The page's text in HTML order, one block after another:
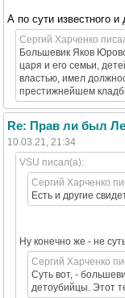
А по сути известного и
Сергий Харченко
Большевик Яков
царя и его семьи,
властью, имел
престижнейшем
Re: Прав ли был
10.03.21, 21:34
VSU писал(а):
Сергий Харченко
Есть и другие
Ну конечно же - не
Сергий Харченко
Суть вот, -
детоубийцы. Этот